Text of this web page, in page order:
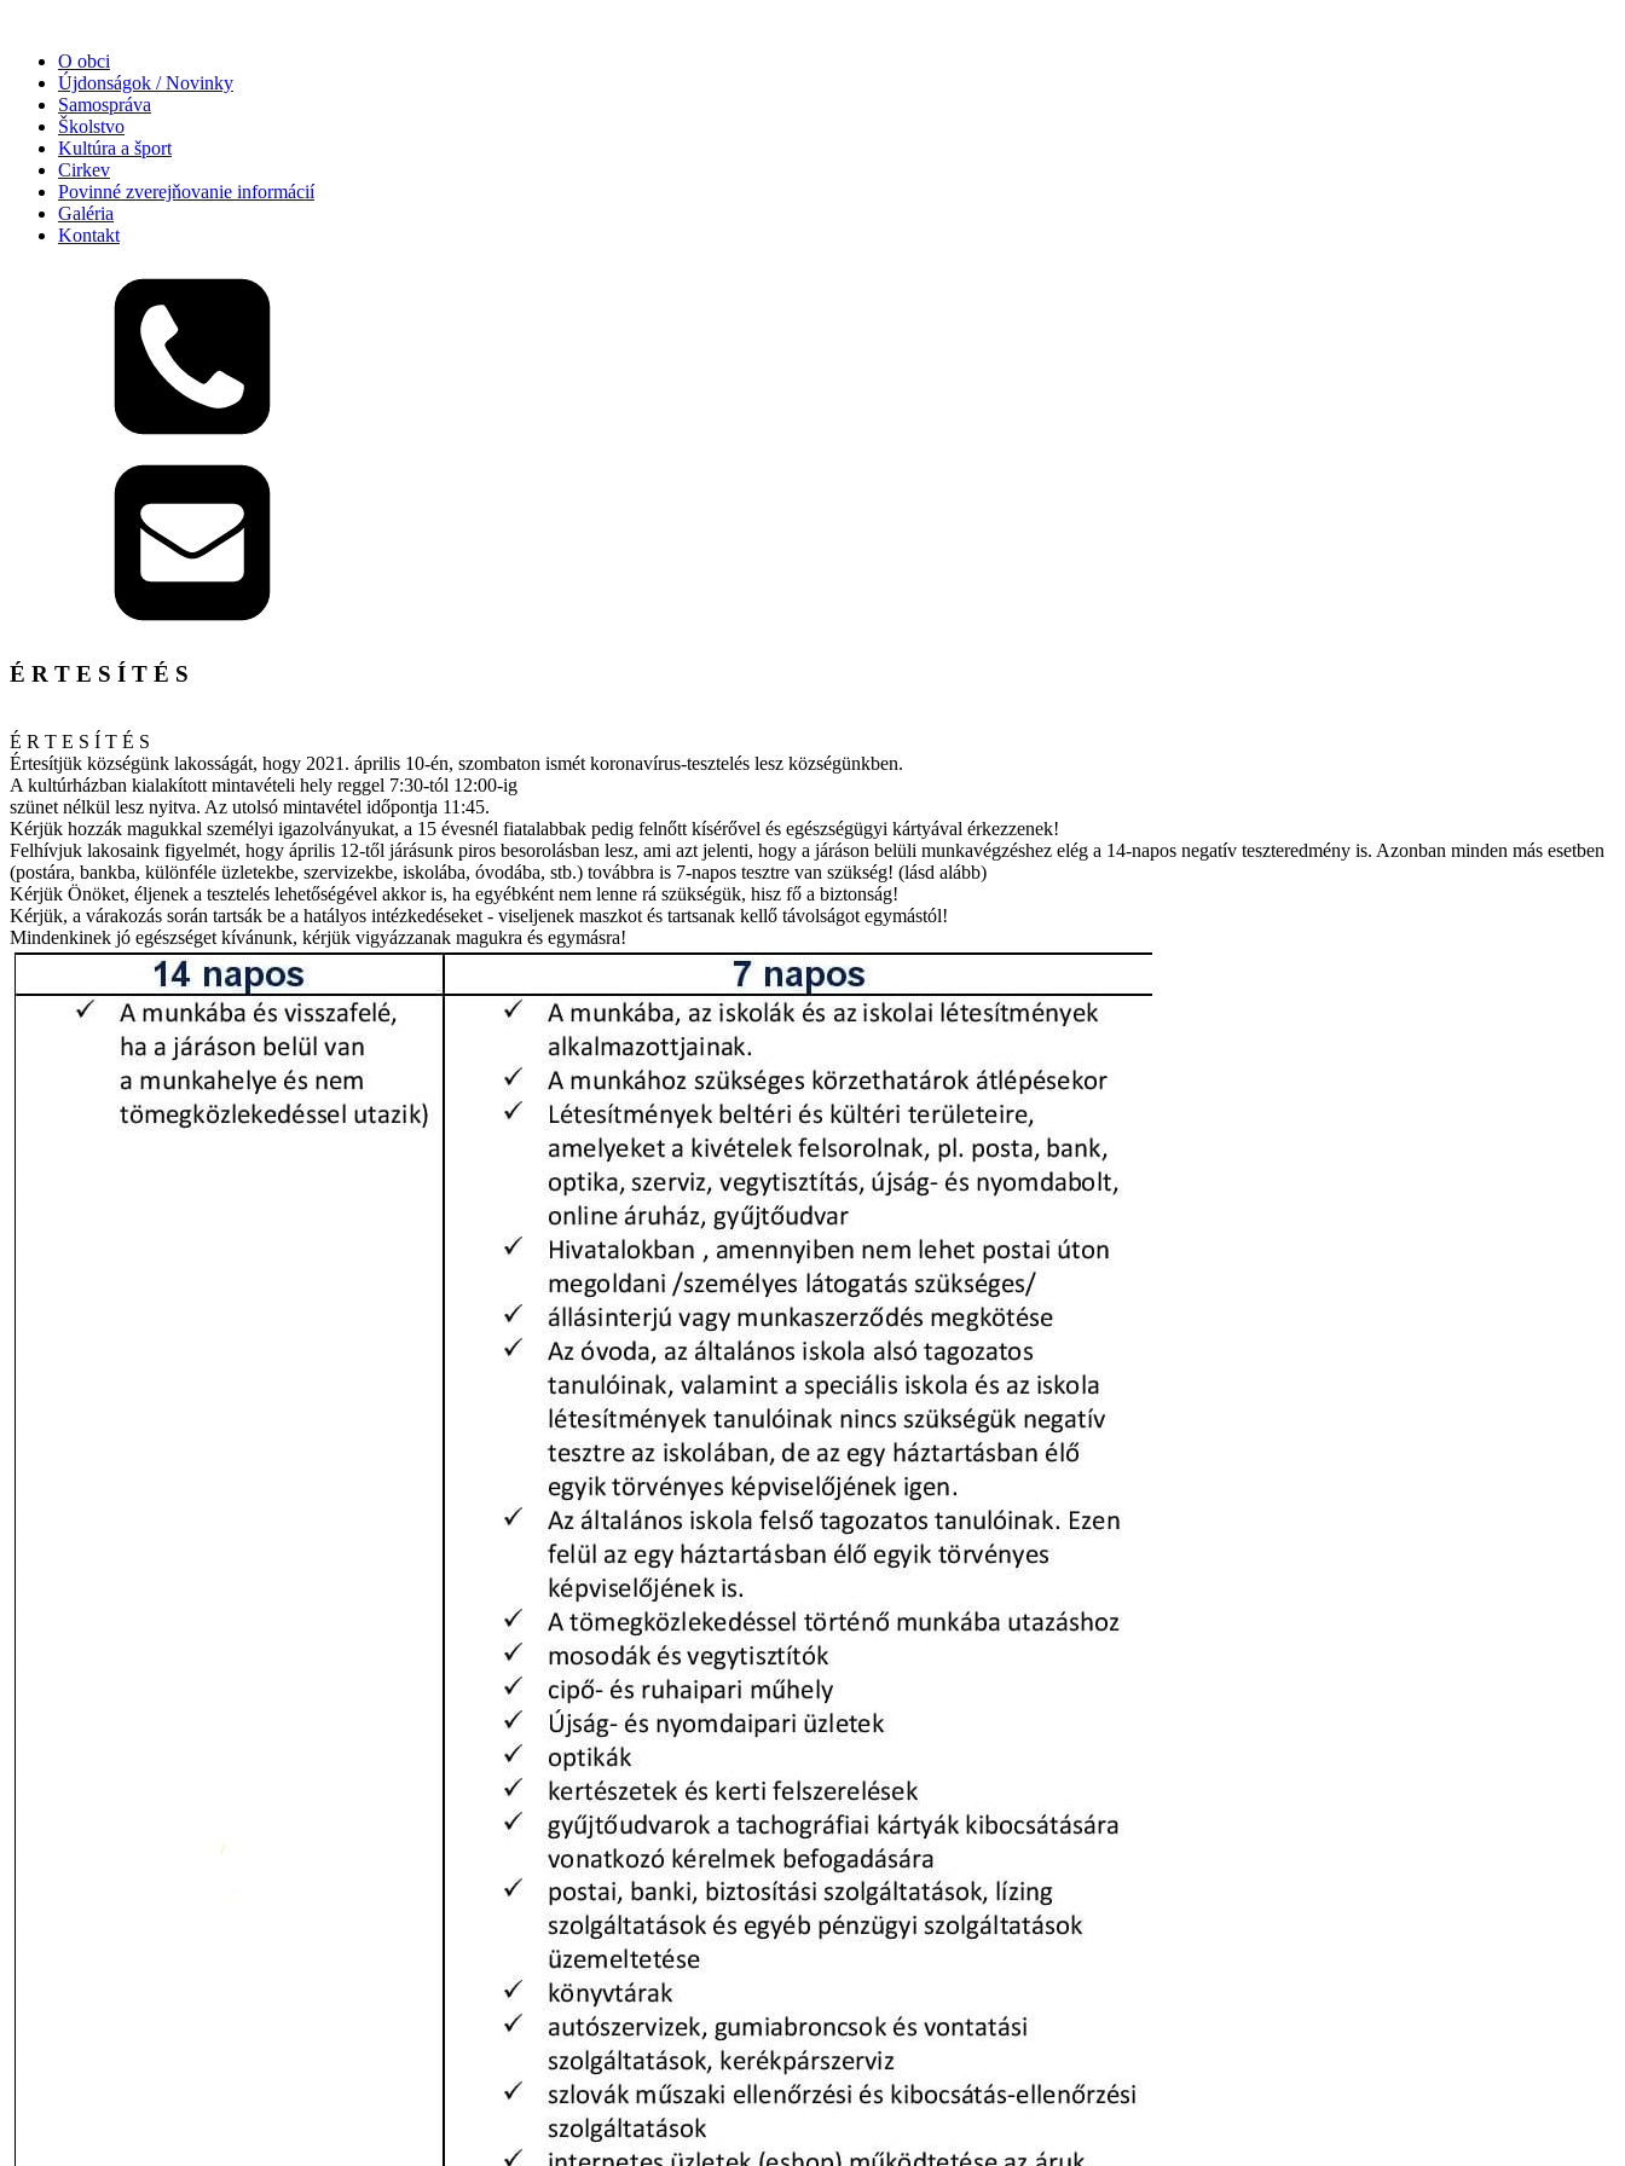
O obci
Újdonságok / Novinky
Samospráva
Školstvo
Kultúra a šport
Cirkev
Povinné zverejňovanie informácií
Galéria
Kontakt
É R T E S Í T É S
É R T E S Í T É S
Értesítjük községünk lakosságát, hogy 2021. április 10-én, szombaton ismét koronavírus-tesztelés lesz községünkben.
A kultúrházban kialakított mintavételi hely reggel 7:30-tól 12:00-ig
szünet nélkül lesz nyitva. Az utolsó mintavétel időpontja 11:45.
Kérjük hozzák magukkal személyi igazolványukat, a 15 évesnél fiatalabbak pedig felnőtt kísérővel és egészségügyi kártyával érkezzenek!
Felhívjuk lakosaink figyelmét, hogy április 12-től járásunk piros besorolásban lesz, ami azt jelenti, hogy a járáson belüli munkavégzéshez elég a 14-napos negatív teszteredmény is. Azonban minden más esetben
(postára, bankba, különféle üzletekbe, szervizekbe, iskolába, óvodába, stb.) továbbra is 7-napos tesztre van szükség! (lásd alább)
Kérjük Önöket, éljenek a tesztelés lehetőségével akkor is, ha egyébként nem lenne rá szükségük, hisz fő a biztonság!
Kérjük, a várakozás során tartsák be a hatályos intézkedéseket - viseljenek maszkot és tartsanak kellő távolságot egymástól!
Mindenkinek jó egészséget kívánunk, kérjük vigyázzanak magukra és egymásra!